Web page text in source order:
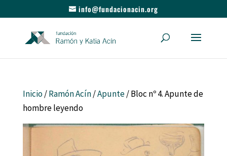
info@fundacionacin.org
Inicio/Ramón Acín/Apunte/ Bloc nº 4. Apunte de
hombre leyendo